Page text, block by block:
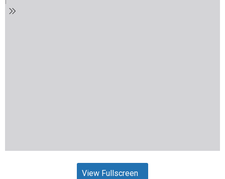
View Fullscreen